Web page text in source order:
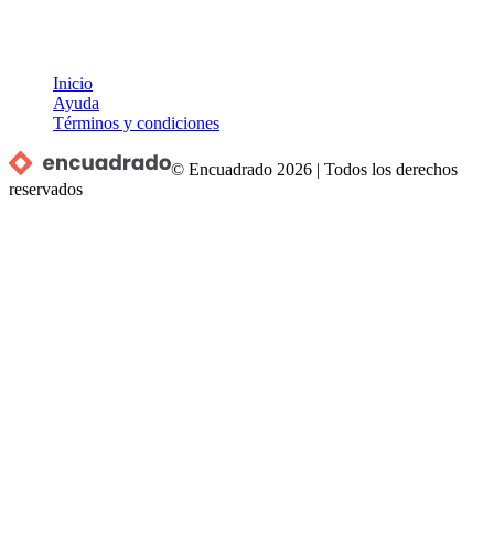
Inicio
Ayuda
Términos y condiciones
© Encuadrado 2026 |Todos los derechos
reservados